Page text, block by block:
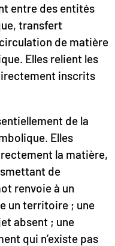
entre des entités
transfert
de matière
Elles relient les
inscrits
de la
Elles
la matière,
de
renvoie à un
un territoire ; une
absent ; une
qui n’existe pas